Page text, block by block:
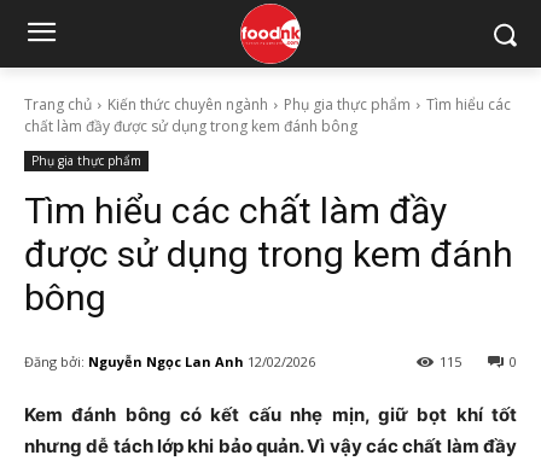
Trang chủ Kiến thức chuyên ngành Phụ gia thực phẩm
Tìm hiểu các
chất làm đầy được sử dụng trong kem đánh bông
Phụ gia thực phẩm
Tìm hiểu các chất làm đầy
được sử dụng trong kem đánh
bông
Đăng bởi: Nguyễn Ngọc Lan Anh 12/02/2026 0
115
Kem đánh bông có kết cấu nhẹ mịn, giữ bọt khí tốt
nhưng dễ tách lớp khi bảo quản. Vì vậy các chất làm đầy